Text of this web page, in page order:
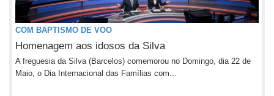
COM BAPTISMO DE VOO
Homenagem aos idosos da Silva
A freguesia da Silva (Barcelos) comemorou no Domingo, dia 22 de
Maio, o Dia Internacional das Famílias com...